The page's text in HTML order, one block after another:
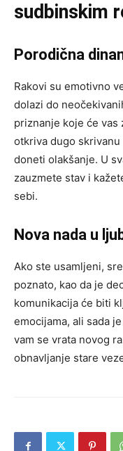
sudbinskim
Porodična
Rakovi su emotivno
dolazi do
priznanje koje će vas
otkriva dugo
doneti olakšanje. U
zauzmete stav i
sebi.
Nova nada u
Ako ste usamljeni,
poznato, kao da je
komunikacija će biti
emocijama, ali sada
vam se vrata novog
obnavljanje stare